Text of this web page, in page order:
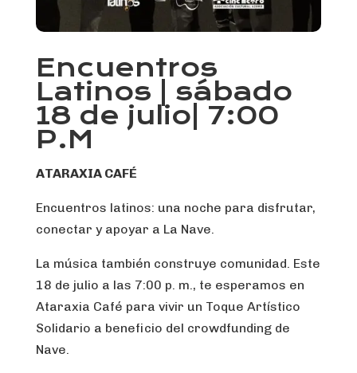
Encuentros
Latinos | sábado
18 de julio| 7:00
P.M
ATARAXIA CAFÉ
Encuentros latinos: una noche para disfrutar,
conectar y apoyar a La Nave.
La música también construye comunidad. Este
18 de julio a las 7:00 p. m., te esperamos en
Ataraxia Café para vivir un Toque Artístico
Solidario a beneficio del crowdfunding de
Nave.